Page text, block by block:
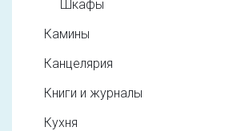
Шкафы
Камины
Канцелярия
Книги и журналы
Кухня